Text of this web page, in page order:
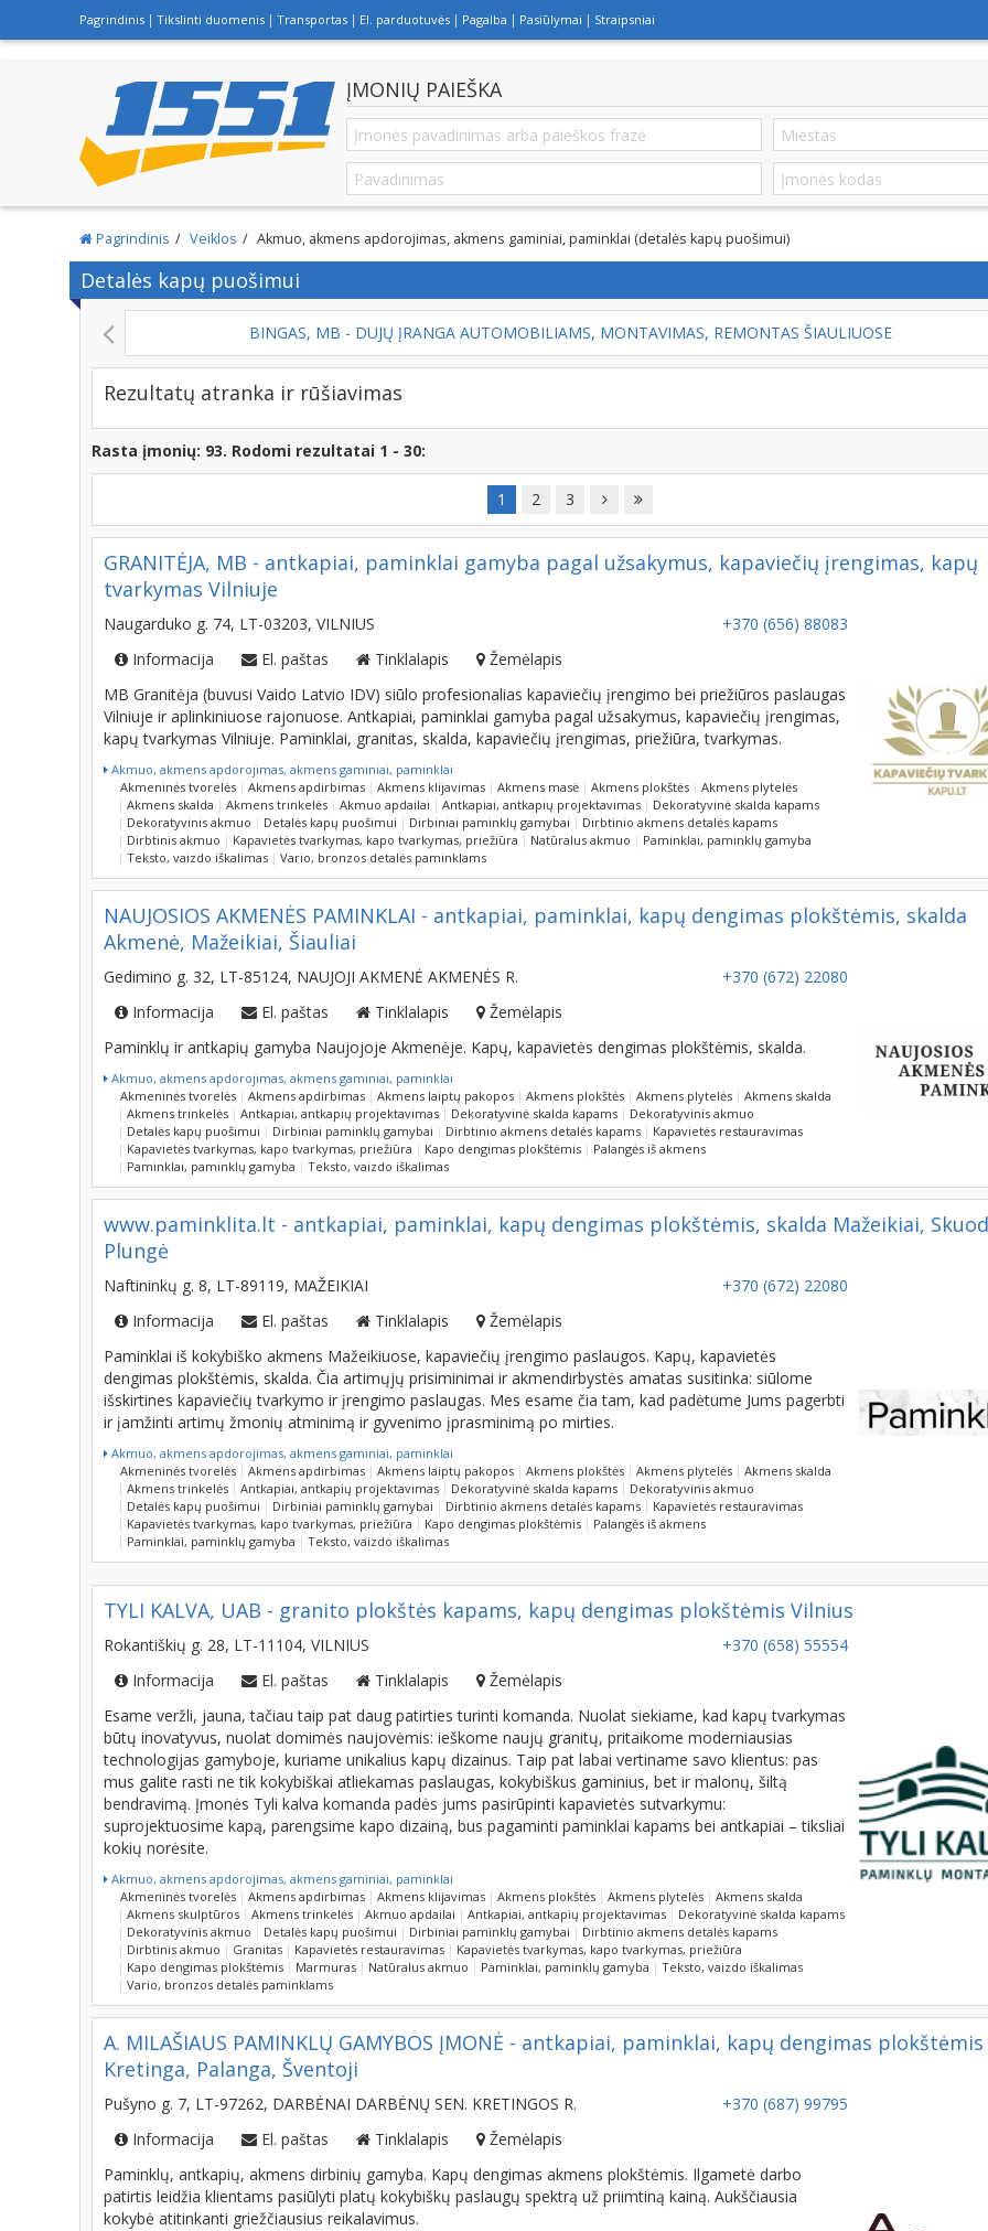
Pagrindinis Tikslinti duomenis Transportas El. parduotuvės Pagalba Pasiūlymai Straipsniai
ĮMONIŲ PAIEŠKA
Pagrindinis Veiklos Akmuo, akmens apdorojimas, akmens gaminiai, paminklai (detalės kapų puošimui)
Detalės kapų puošimui
BINGAS, MB - DUJŲ ĮRANGA AUTOMOBILIAMS, MONTAVIMAS, REMONTAS ŠIAULIUOSE
Rezultatų atranka ir rūšiavimas
Rasta įmonių: 93. Rodomi rezultatai 1 - 30:
1 2 3
GRANITĖJA, MB - antkapiai, paminklai gamyba pagal užsakymus, kapaviečių įrengimas, kapų
tvarkymas Vilniuje
Naugarduko g. 74, LT-03203, VILNIUS
+370 (656) 88083
Informacija
El. paštas Tinklalapis
Žemėlapis
MB Granitėja (buvusi Vaido Latvio IDV) siūlo profesionalias kapaviečių įrengimo bei priežiūros paslaugas
Vilniuje ir aplinkiniuose rajonuose. Antkapiai, paminklai gamyba pagal užsakymus, kapaviečių įrengimas,
kapų tvarkymas Vilniuje. Paminklai, granitas, skalda, kapaviečių įrengimas, priežiūra, tvarkymas.
Akmuo, akmens apdorojimas, akmens gaminiai, paminklai
Akmeninės tvorelės
Akmens apdirbimas Akmens klijavimas Akmens masė Akmens plokštės
Akmens plytelės
Akmens skalda
Akmens trinkelės Akmuo apdailai Antkapiai, antkapių projektavimas
Dekoratyvinė skalda kapams
Dekoratyvinis akmuo
Detalės kapų puošimui Dirbiniai paminklų gamybai
Dirbtinio akmens detalės kapams
Dirbtinis akmuo
Kapavietės tvarkymas, kapo tvarkymas, priežiūra Natūralus akmuo
Paminklai, paminklų gamyba
Teksto, vaizdo iškalimas
Vario, bronzos detalės paminklams
NAUJOSIOS AKMENĖS PAMINKLAI - antkapiai, paminklai, kapų dengimas plokštėmis, skalda
Akmenė, Mažeikiai, Šiauliai
Gedimino g. 32, LT-85124, NAUJOJI AKMENĖ AKMENĖS R.
+370 (672) 22080
Informacija
El. paštas Tinklalapis
Žemėlapis
Paminklų ir antkapių gamyba Naujojoje Akmenėje. Kapų, kapavietės dengimas plokštėmis, skalda.
Akmuo, akmens apdorojimas, akmens gaminiai, paminklai
Akmeninės tvorelės
Akmens apdirbimas Akmens laiptų pakopos Akmens plokštės Akmens plytelės
Akmens skalda
Akmens trinkelės
Antkapiai, antkapių projektavimas Dekoratyvinė skalda kapams
Dekoratyvinis akmuo
Detalės kapų puošimui
Dirbiniai paminklų gamybai Dirbtinio akmens detalės kapams
Kapavietės restauravimas
Kapavietės tvarkymas, kapo tvarkymas, priežiūra
Kapo dengimas plokštėmis
Palangės iš akmens
Paminklai, paminklų gamyba
Teksto, vaizdo iškalimas
www.paminklita.lt - antkapiai, paminklai, kapų dengimas plokštėmis, skalda Mažeikiai,
Plungė
Naftininkų g. 8, LT-89119, MAŽEIKIAI
+370 (672) 22080
Informacija
El. paštas Tinklalapis
Žemėlapis
Paminklai iš kokybiško akmens Mažeikiuose, kapaviečių įrengimo paslaugos. Kapų, kapavietės
dengimas plokštėmis, skalda. Čia artimųjų prisiminimai ir akmendirbystės amatas susitinka: siūlome
išskirtines kapaviečių tvarkymo ir įrengimo paslaugas. Mes esame čia tam, kad padėtume Jums pagerbti
ir įamžinti artimų žmonių atminimą ir gyvenimo įprasminimą po mirties.
Akmuo, akmens apdorojimas, akmens gaminiai, paminklai
Akmeninės tvorelės
Akmens apdirbimas Akmens laiptų pakopos Akmens plokštės Akmens plytelės
Akmens skalda
Akmens trinkelės
Antkapiai, antkapių projektavimas Dekoratyvinė skalda kapams
Dekoratyvinis akmuo
Detalės kapų puošimui
Dirbiniai paminklų gamybai Dirbtinio akmens detalės kapams
Kapavietės restauravimas
Kapavietės tvarkymas, kapo tvarkymas, priežiūra
Kapo dengimas plokštėmis
Palangės iš akmens
Paminklai, paminklų gamyba
Teksto, vaizdo iškalimas
TYLI KALVA, UAB - granito plokštės kapams, kapų dengimas plokštėmis Vilnius
Rokantiškių g. 28, LT-11104, VILNIUS
+370 (658) 55554
Informacija
El. paštas Tinklalapis
Žemėlapis
Esame veržli, jauna, tačiau taip pat daug patirties turinti komanda. Nuolat siekiame, kad kapų tvarkymas
būtų inovatyvus, nuolat domimės naujovėmis: ieškome naujų granitų, pritaikome moderniausias
technologijas gamyboje, kuriame unikalius kapų dizainus. Taip pat labai vertiname savo klientus: pas
mus galite rasti ne tik kokybiškai atliekamas paslaugas, kokybiškus gaminius, bet ir malonų, šiltą
bendravimą. Įmonės Tyli kalva komanda padės jums pasirūpinti kapavietės sutvarkymu:
suprojektuosime kapą, parengsime kapo dizainą, bus pagaminti paminklai kapams bei antkapiai – tiksliai
kokių norėsite.
Akmuo, akmens apdorojimas, akmens gaminiai, paminklai
Akmeninės tvorelės
Akmens apdirbimas Akmens klijavimas Akmens plokštės Akmens plytelės
Akmens skalda
Akmens skulptūros
Akmens trinkelės Akmuo apdailai Antkapiai, antkapių projektavimas
Dekoratyvinė skalda kapams
Dekoratyvinis akmuo
Detalės kapų puošimui Dirbiniai paminklų gamybai
Dirbtinio akmens detalės kapams
Dirbtinis akmuo
Granitas Kapavietės restauravimas
Kapavietės tvarkymas, kapo tvarkymas, priežiūra
Kapo dengimas plokštėmis
Marmuras Natūralus akmuo Paminklai, paminklų gamyba
Teksto, vaizdo iškalimas
Vario, bronzos detalės paminklams
A. MILAŠIAUS PAMINKLŲ GAMYBOS ĮMONĖ - antkapiai, paminklai, kapų dengimas plokštėmis
Kretinga, Palanga, Šventoji
Pušyno g. 7, LT-97262, DARBĖNAI DARBĖNŲ SEN. KRETINGOS R.
+370 (687) 99795
Informacija
El. paštas Tinklalapis
Žemėlapis
Paminklų, antkapių, akmens dirbinių gamyba. Kapų dengimas akmens plokštėmis. Ilgametė darbo
patirtis leidžia klientams pasiūlyti platų kokybiškų paslaugų spektrą už priimtiną kainą. Aukščiausia
kokybė atitinkanti griežčiausius reikalavimus.